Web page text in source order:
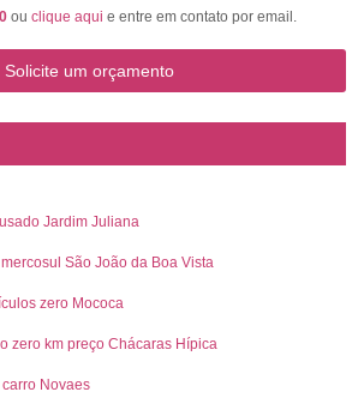
ou clique aqui e entre em contato por email.
Solicite um orçamento
Jardim Juliana
São João da Boa Vista
zero Mococa
zero km preço Chácaras Hípica
Novaes